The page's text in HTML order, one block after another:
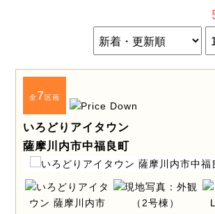
全7区画
いろどりアイタウン
薩摩川内市中福良町